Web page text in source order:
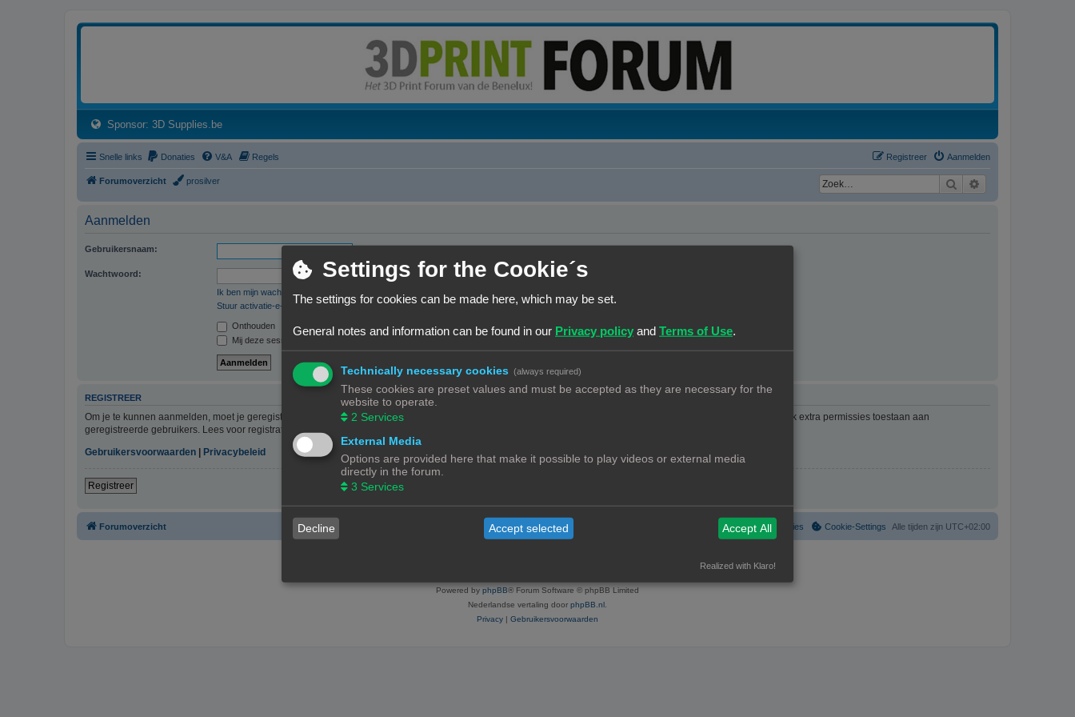
Sponsor: 3D Supplies.be(Opens a new tab)
Snelle links Donaties V&A Regels Aanmelden
Registreer
Forumoverzicht prosilver Zoek
Aanmelden
Gebruikersnaam:
Wachtwoord:
Ik ben mijn wachtwoord vergeten
Stuur activatie-e-mail opnieuw
Onthouden
Mij deze sessie niet weergeven in de lijst met online gebruikers
REGISTREER
Om je te kunnen aanmelden, moet je geregistreerd zijn. Registratie neemt enkele minuten in beslag, maar geeft je extra mogelijkheden. De forumbeheerder kan ook extra permissies toestaan aan
geregistreerde gebruikers. Lees voor registratie onze gebruiksvoorwaarden en het bijbehorend beleid. Bekijk ook de regels als je gebruik maakt van het forum.
Gebruikersvoorwaarden | Privacybeleid
Registreer
Forumoverzicht Alle tijden zijn UTC+02:00
Cookie-Settings
Verwijder cookies
Powered by phpBB® Forum Software © phpBB Limited
Nederlandse vertaling door phpBB.nl
Privacy | Gebruikersvoorwaarden
Settings for the Cookie´s
The settings for cookies can be made here, which may be set.
General notes and information can be found in our Privacy policy and Terms of Use.
Technically necessary cookies (always required)
These cookies are preset values and must be accepted as they are necessary for the
website to operate.
2 Services
External Media
Options are provided here that make it possible to play videos or external media
directly in the forum.
3 Services
Decline Accept selected Accept All
Realized with Klaro!